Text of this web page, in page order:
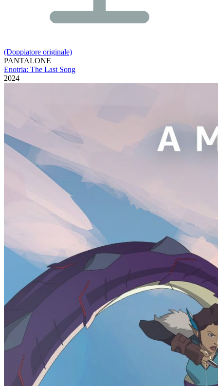
(Doppiatore originale)
PANTALONE
Enotria: The Last Song
2024